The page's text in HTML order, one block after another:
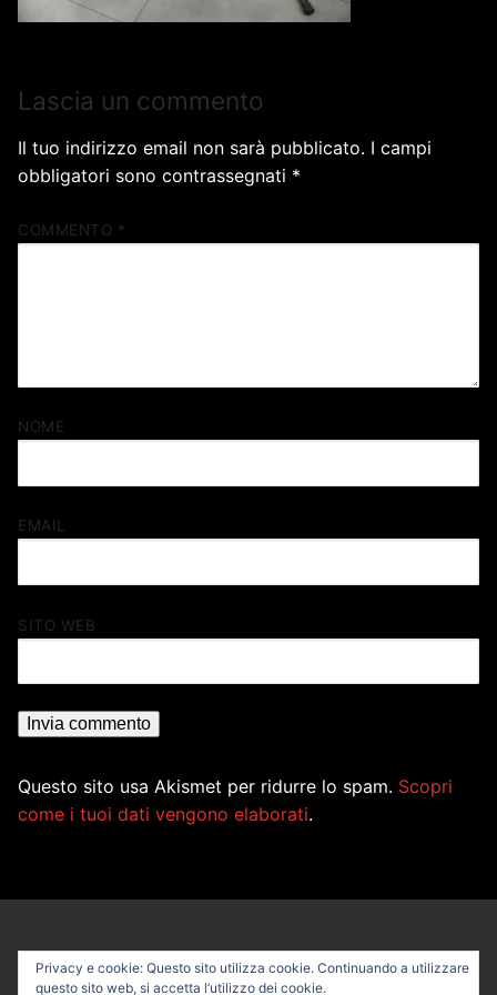
Lascia un commento
Il tuo indirizzo email non sarà pubblicato. I campi
obbligatori sono contrassegnati *
COMMENTO *
NOME
EMAIL
SITO WEB
Questo sito usa Akismet per ridurre lo spam. Scopri
come i tuoi dati vengono elaborati.
Privacy e cookie: Questo sito utilizza cookie. Continuando a utilizzare
questo sito web, si accetta l’utilizzo dei cookie.